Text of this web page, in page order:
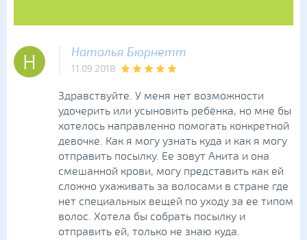
Н Наталья Бюрнетт
11.09.2018
Здравствуйте. У меня нет возможности
удочерить или усыновить ребёнка, но мне бы
хотелось направленно помогать конкретной
девочке. Как я могу узнать куда и как я могу
отправить посылку. Ее зовут Анита и она
смешанной крови, могу представить как ей
сложно ухаживать за волосами в стране где
нет специальных вещей по уходу за ее типом
волос. Хотела бы собрать посылку и
отправить ей, только не знаю куда.